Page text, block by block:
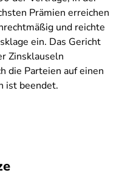
Prämien erreichen
und reichte
ein. Das Gericht
Zinsklauseln
die Parteien auf einen
ist beendet.